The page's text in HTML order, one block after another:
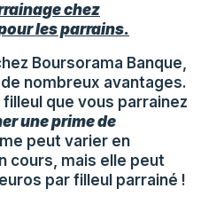
chez
les parrains.
Boursorama Banque,
nombreux avantages.
que vous parrainez
une prime de
peut varier en
cours, mais elle peut
par filleul parrainé !